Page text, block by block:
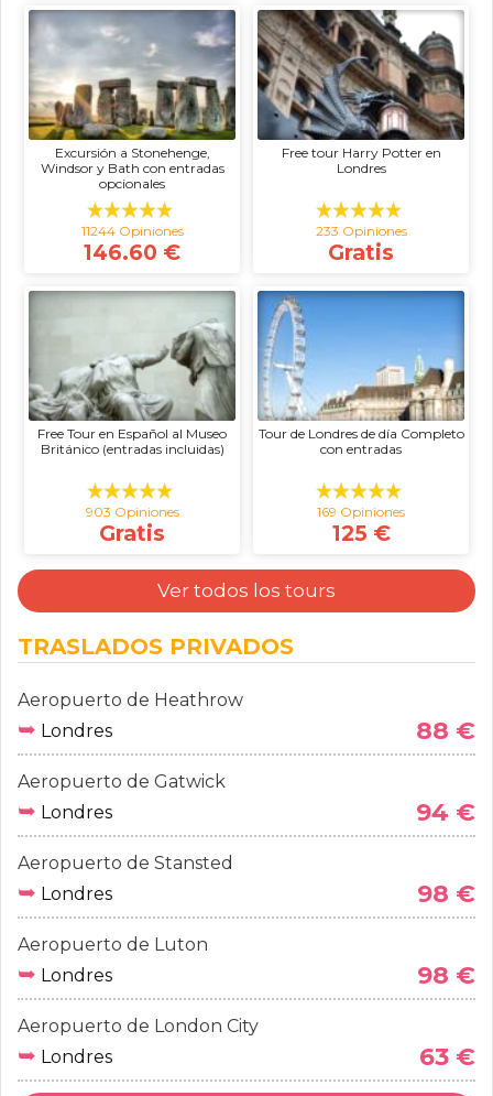
Excursión a Stonehenge,
Windsor y Bath con entradas
opcionales
11244 Opiniones
146.60 €
Free tour Harry Potter en
Londres
233 Opiniones
Gratis
Free Tour en Español al Museo
Británico (entradas incluidas)
903 Opiniones
Gratis
Tour de Londres de día Completo
con entradas
169 Opiniones
125 €
Ver todos los tours
TRASLADOS PRIVADOS
Aeropuerto de Heathrow
➥ Londres 88 €
Aeropuerto de Gatwick
➥ Londres 94 €
Aeropuerto de Stansted
➥ Londres 98 €
Aeropuerto de Luton
➥ Londres 98 €
Aeropuerto de London City
➥ Londres 63 €